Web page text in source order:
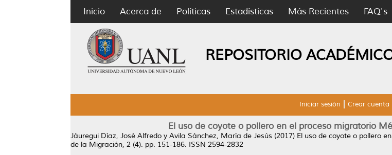
Inicio Acerca de Políticas Estadísticas Más Recientes FAQ's
REPOSITORIO
Iniciar sesión Crear cuenta
El uso de coyote o pollero en el proceso migratorio
Jáuregui Díaz, José Alfredo y Avila Sánchez, María de Jesús (2017) El uso de coyote o pollero
de la Migración, 2 (4). pp. 151-186. ISSN 2594-2832